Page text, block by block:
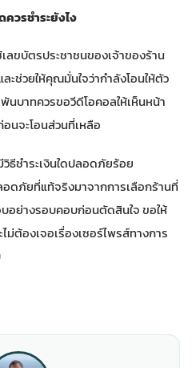
วรชำระยังไง
ลขบัตรประชาชนของเจ้าของร้าน
ะช่วยให้คุณมั่นใจว่ากำลังโอนให้ตัว
นบาทควรขอวีดีโอคอลให้เห็นหน้า
นจะโอนส่วนที่เหลือ
ธีชำระเงินใดปลอดภัยร้อย
อดภัยที่แท้จริงมาจากการเลือกร้านที่
อย่างรอบคอบก่อนตัดสินใจ ขอให้
ต้องเจอเรื่องเซอร์ไพรส์ทางการ